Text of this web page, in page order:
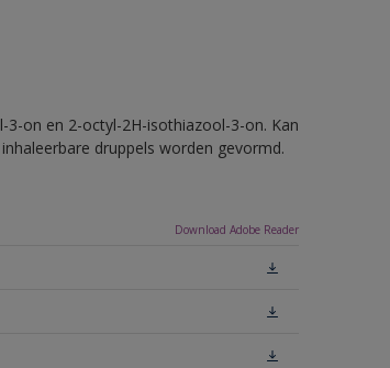
on en 2-octyl-2H-isothiazool-3-on. Kan
druppels worden gevormd.
Download Adobe Reader